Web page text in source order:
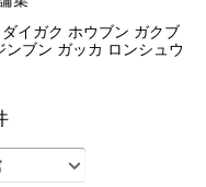
イガク ホウブン ガクブ
ンブン ガッカ ロンシュウ